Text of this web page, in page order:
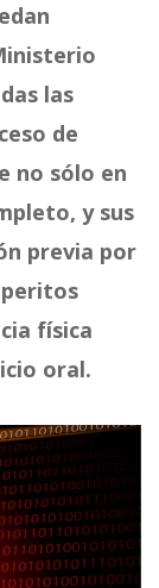
las
de
no sólo en
y sus
previa por
física
oral.